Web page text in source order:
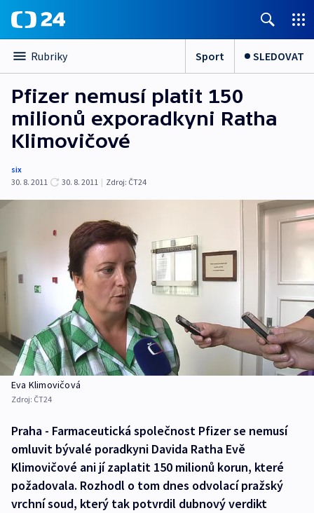
Rubriky Sport SLEDOVAT
Pfizer nemusí platit 150
milionů exporadkyni Ratha
Klimovičové
six
30. 8. 2011
30. 8. 2011 | Zdroj: ČT24
Eva Klimovičová
Zdroj: ČT24
Praha - Farmaceutická společnost Pfizer se nemusí
omluvit bývalé poradkyni Davida Ratha Evě
Klimovičové ani jí zaplatit 150 milionů korun, které
požadovala. Rozhodl o tom dnes odvolací pražský
vrchní soud, který tak potvrdil dubnový verdikt